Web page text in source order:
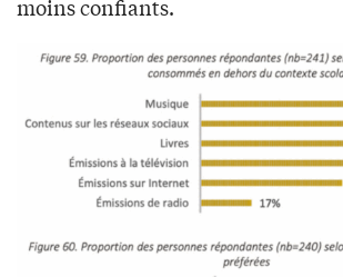
moins confiants.